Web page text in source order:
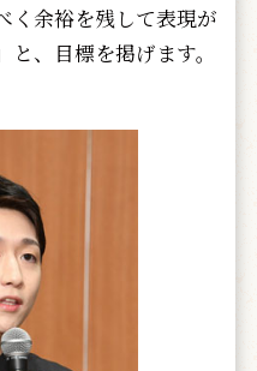
く余裕を残して表現が
、目標を掲げます。